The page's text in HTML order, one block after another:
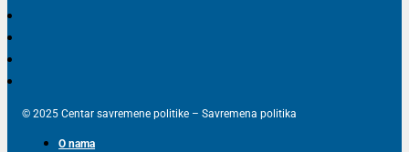
© 2025 Centar savremene politike – Savremena politika
O nama